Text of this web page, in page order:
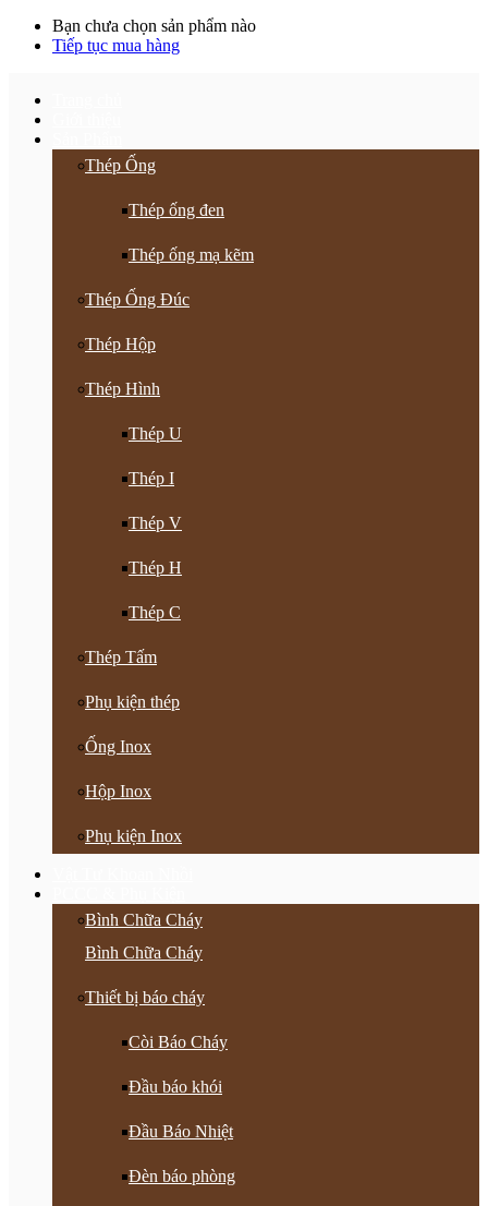
Bạn chưa chọn sản phẩm nào
Tiếp tục mua hàng
Thép Ống
Thép ống đen
Thép ống mạ kẽm
Thép Ống Đúc
Thép Hộp
Thép Hình
Thép U
Thép I
Thép V
Thép H
Thép C
Thép Tấm
Phụ kiện thép
Ống Inox
Hộp Inox
Phụ kiện Inox
Bình Chữa Cháy
Bình Chữa Cháy
Thiết bị báo cháy
Còi Báo Cháy
Đầu báo khói
Đầu Báo Nhiệt
Đèn báo phòng